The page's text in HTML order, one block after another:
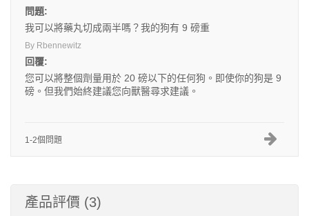
問題:
我可以將藥丸切成兩半嗎？我的狗有 9 磅重
By Rbennewitz
回覆:
您可以將整個劑量用於 20 磅以下的任何狗。即使你的狗是 9
磅。但我們始終建議您向獸醫尋求建議。
1-2個問題
產品評價 (3)